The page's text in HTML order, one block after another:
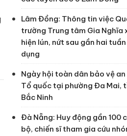
Lâm Đồng: Thông tin việc
trường Trung tâm Gia Nghĩa
hiện lún, nứt sau gần hai tuần
dụng
Ngày hội toàn dân bảo vệ an
Tổ quốc tại phường Đa Mai,
Bắc Ninh
Đà Nẵng: Huy động gần 100
bộ, chiến sĩ tham gia cứu